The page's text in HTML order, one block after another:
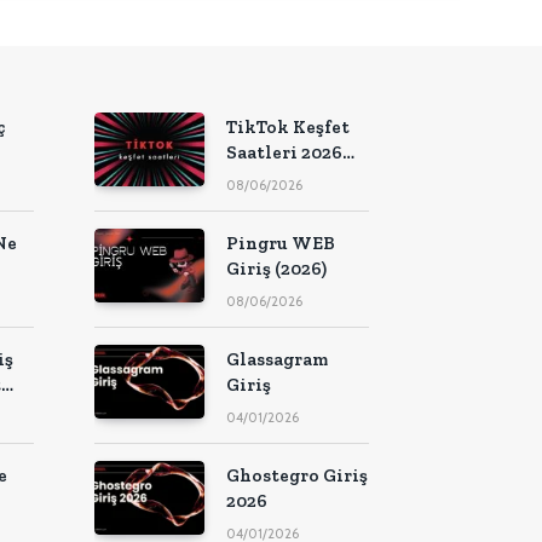
TikTok Keşfet
Saatleri 2026
(Güncel Liste)
08/06/2026
Pingru WEB
Giriş (2026)
08/06/2026
Glassagram
Giriş
04/01/2026
Ghostegro Giriş
2026
04/01/2026